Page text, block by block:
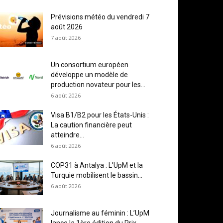
Prévisions météo du vendredi 7
août 2026
7 août 2026
Un consortium européen
développe un modèle de
production novateur pour les...
6 août 2026
Visa B1/B2 pour les États-Unis :
La caution financière peut
atteindre...
6 août 2026
COP31 à Antalya : L’UpM et la
Turquie mobilisent le bassin...
6 août 2026
Journalisme au féminin : L’UpM